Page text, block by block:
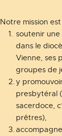
Notre mission
soutenir
dans le
Vienne, ses
groupes de
y
presbytéral
sacerdoce,
prêtres),